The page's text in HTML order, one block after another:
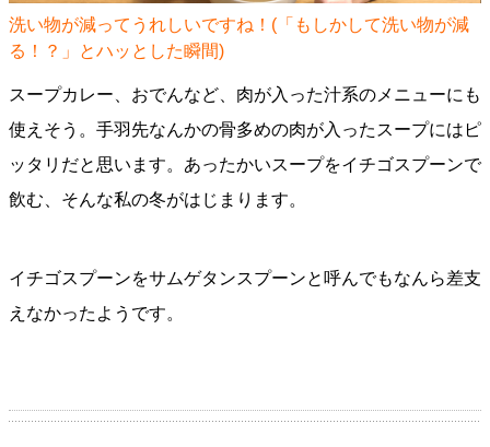
洗い物が減ってうれしいですね！(「もしかして洗い物が減
る！？」とハッとした瞬間)
スープカレー、おでんなど、肉が入った汁系のメニューにも
使えそう。手羽先なんかの骨多めの肉が入ったスープにはピ
ッタリだと思います。あったかいスープをイチゴスプーンで
飲む、そんな私の冬がはじまります。
イチゴスプーンをサムゲタンスプーンと呼んでもなんら差支
えなかったようです。